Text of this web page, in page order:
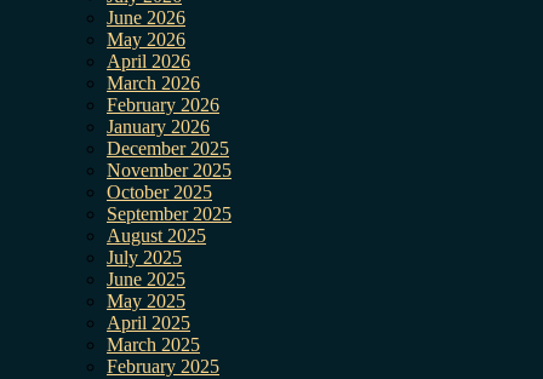
June 2026
May 2026
April 2026
March 2026
February 2026
January 2026
December 2025
November 2025
October 2025
September 2025
August 2025
July 2025
June 2025
May 2025
April 2025
March 2025
February 2025